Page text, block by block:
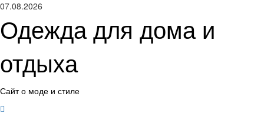
Перейти
содержимому
07.08.2026
Одежда для дома и
отдыха
Сайт о моде и стиле